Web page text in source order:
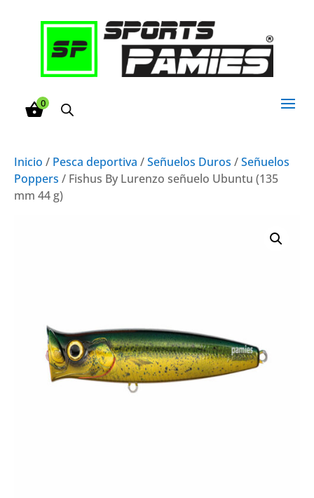
0
Inicio / Pesca deportiva /Señuelos Duros /Señuelos
Poppers / Fishus By Lurenzo señuelo Ubuntu (135
mm 44 g)